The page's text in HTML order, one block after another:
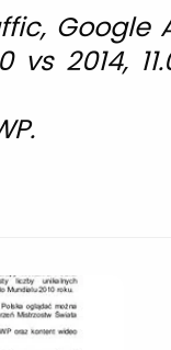
vs 2014,